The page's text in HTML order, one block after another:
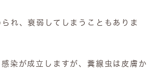
れ、衰弱してしまうこともありま
染が成立しますが、糞線虫は皮膚か